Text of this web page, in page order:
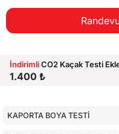
İndirimliCO2 Kaçak Testi
1.400 ₺
KAPORTA BOYA TESTİ